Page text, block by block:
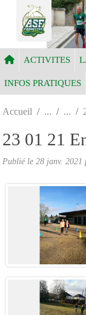
ACTIVITES
INFOS PRATIQUES
Accueil
23 01 21
Publié le 28 janv. 2021
Panneau de gestion